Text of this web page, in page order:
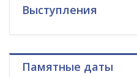
Выступления
Памятные даты